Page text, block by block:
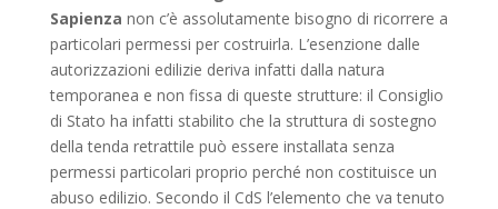
Sapienza non c’è assolutamente bisogno di ricorrere a
particolari permessi per costruirla. L’esenzione dalle
autorizzazioni edilizie deriva infatti dalla natura
temporanea e non fissa di queste strutture: il Consiglio
di Stato ha infatti stabilito che la struttura di sostegno
della tenda retrattile può essere installata senza
permessi particolari proprio perché non costituisce un
abuso edilizio. Secondo il CdS l’elemento che va tenuto